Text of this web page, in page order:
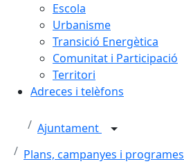
Escola
Urbanisme
Transició Energètica
Comunitat i Participació
Territori
Adreces i telèfons
Ajuntament
Plans, campanyes i programes